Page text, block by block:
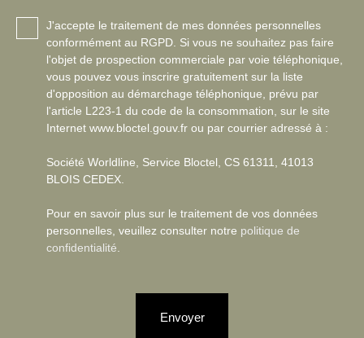
J'accepte le traitement de mes données personnelles
conformément au RGPD. Si vous ne souhaitez pas faire
l'objet de prospection commerciale par voie téléphonique,
vous pouvez vous inscrire gratuitement sur la liste
d'opposition au démarchage téléphonique, prévu par
l'article L223-1 du code de la consommation, sur le site
Internet www.bloctel.gouv.fr ou par courrier adressé à :
Société Worldline, Service Bloctel, CS 61311, 41013
BLOIS CEDEX.
Pour en savoir plus sur le traitement de vos données
personnelles, veuillez consulter notre politique de
confidentialité.
Envoyer